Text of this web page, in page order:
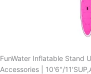
FunWater Inflatable Stand
Accessories | 10'6''/